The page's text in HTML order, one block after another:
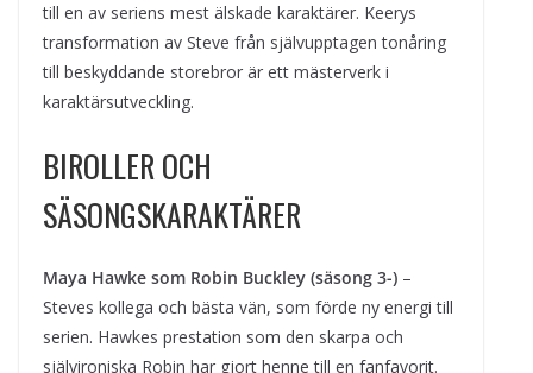
till en av seriens mest älskade karaktärer. Keerys
transformation av Steve från självupptagen tonåring
till beskyddande storebror är ett mästerverk i
karaktärsutveckling.
BIROLLER OCH
SÄSONGSKARAKTÄRER
Maya Hawke som Robin Buckley (säsong 3-) –
Steves kollega och bästa vän, som förde ny energi till
serien. Hawkes prestation som den skarpa och
självironiska Robin har gjort henne till en fanfavorit.